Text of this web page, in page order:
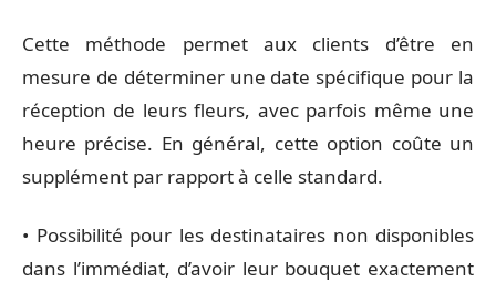
Cette méthode permet aux clients d’être en
mesure de déterminer une date spécifique pour la
réception de leurs fleurs, avec parfois même une
heure précise. En général, cette option coûte un
supplément par rapport à celle standard.
• Possibilité pour les destinataires non disponibles
dans l’immédiat, d’avoir leur bouquet exactement